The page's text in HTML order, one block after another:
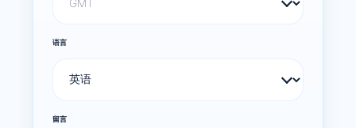
语言
留言